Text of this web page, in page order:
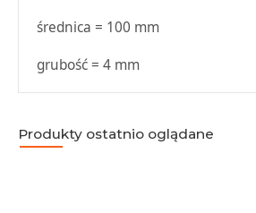
średnica = 100 mm
grubość = 4 mm
Produkty ostatnio oglądane